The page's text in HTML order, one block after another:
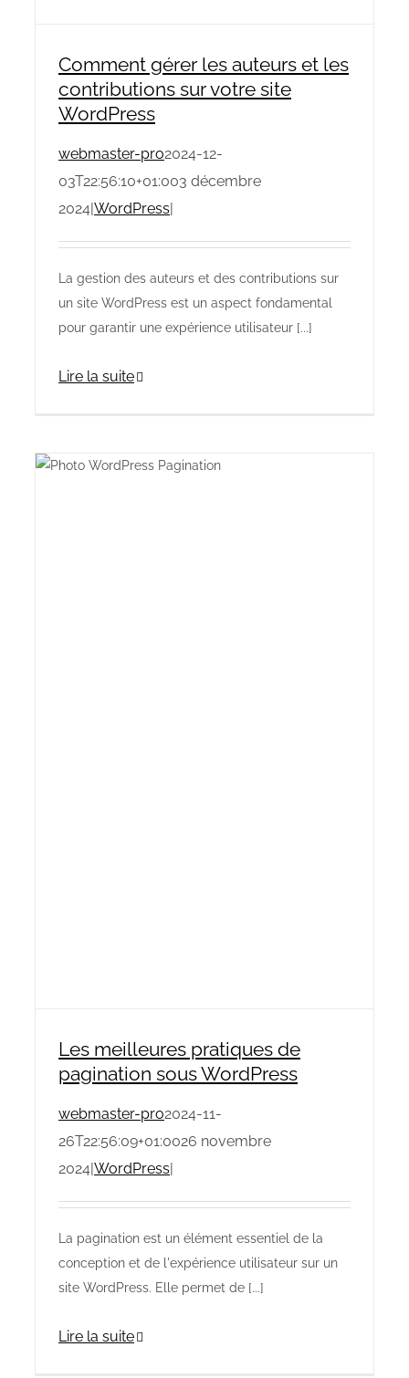
Comment gérer les auteurs et les
contributions sur votre site
WordPress
webmaster-pro2024-12-
03T22:56:10+01:003 décembre
2024|WordPress|
La gestion des auteurs et des contributions sur
un site WordPress est un aspect fondamental
pour garantir une expérience utilisateur [...]
Lire la suite
Les meilleures pratiques de
pagination sous WordPress
webmaster-pro2024-11-
26T22:56:09+01:0026 novembre
2024|WordPress|
La pagination est un élément essentiel de la
conception et de l'expérience utilisateur sur un
site WordPress. Elle permet de [...]
Lire la suite